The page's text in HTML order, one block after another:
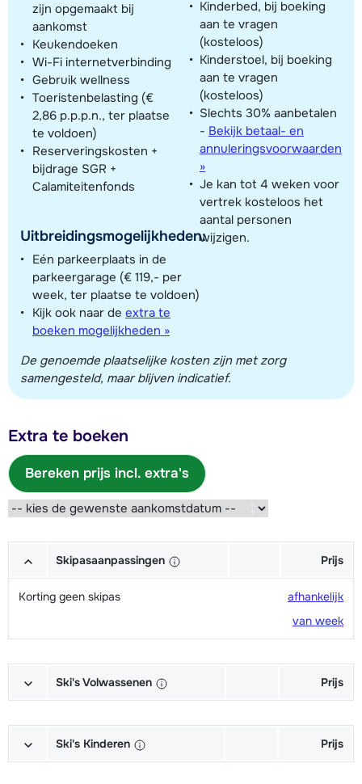
zijn opgemaakt bij
aankomst
Keukendoeken
Wi-Fi internetverbinding
Gebruik wellness
Toeristenbelasting (€
2,86 p.p.p.n., ter plaatse
te voldoen)
Reserveringskosten +
bijdrage SGR +
Calamiteitenfonds
Uitbreidingsmogelijkheden:
Eén parkeerplaats in de
parkeergarage (€ 119,- per
week, ter plaatse te voldoen)
Kijk ook naar de extra te
boeken mogelijkheden »
Kinderbed, bij boeking
aan te vragen
(kosteloos)
Kinderstoel, bij boeking
aan te vragen
(kosteloos)
Slechts 30% aanbetalen
- Bekijk betaal- en
annuleringsvoorwaarden
»
Je kan tot 4 weken voor
vertrek kosteloos het
aantal personen
wijzigen.
De genoemde plaatselijke kosten zijn met zorg
samengesteld, maar blijven indicatief.
Extra te boeken
Bereken prijs incl. extra's
Skipasaanpassingen Prijs
Korting geen skipas
afhankelijk
van week
Ski's Volwassenen Prijs
Schoenen + Stokken (6/7 dagen)
van week
Ski's Kinderen Prijs